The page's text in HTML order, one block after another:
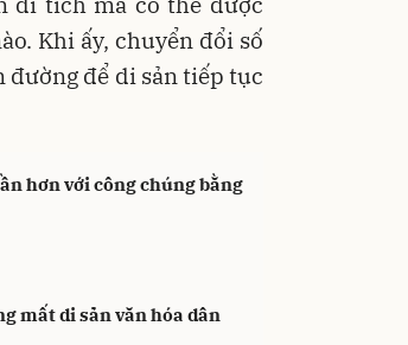
Khi ấy, chuyển đổi số
đường để di sản tiếp tục
hơn với công chúng bằng
mất di sản văn hóa dân